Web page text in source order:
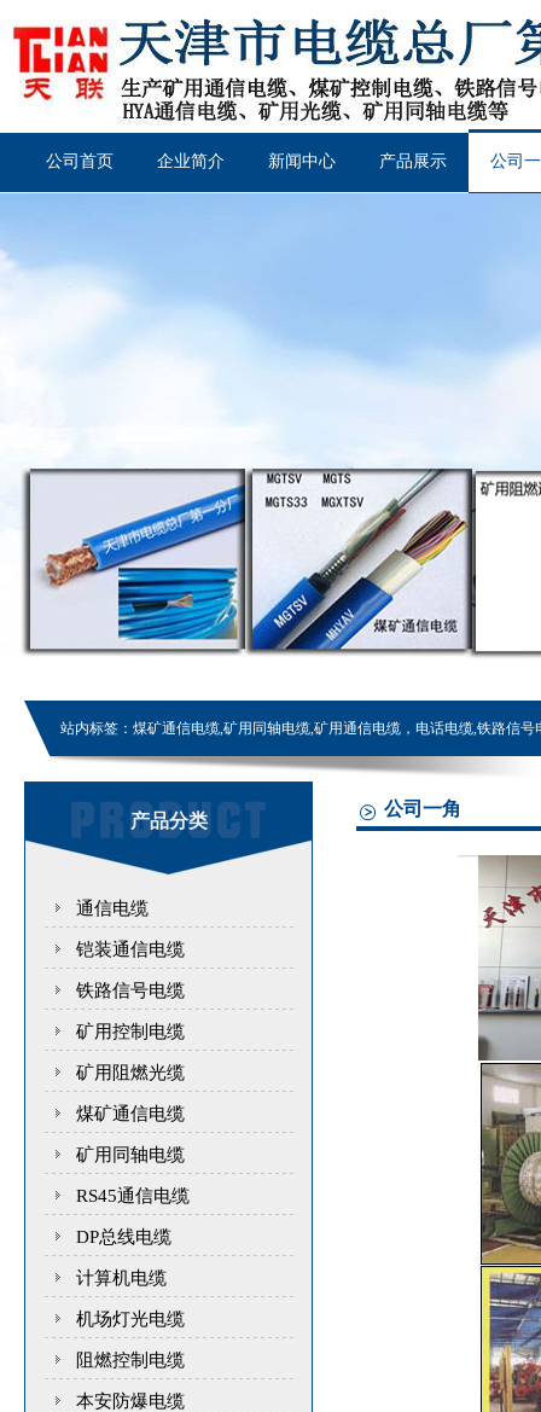
公司首页 企业简介 新闻中心 产品展示 公司
站内标签： 煤矿通信电缆,矿用同轴电缆,矿用通信电缆，电话电缆,铁路信
公司一角
产品分类
通信电缆
铠装通信电缆
铁路信号电缆
矿用控制电缆
矿用阻燃光缆
煤矿通信电缆
矿用同轴电缆
RS45通信电缆
DP总线电缆
计算机电缆
机场灯光电缆
阻燃控制电缆
本安防爆电缆